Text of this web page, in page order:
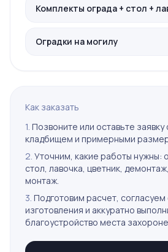
Комплекты ограда + стол +
Оградки на могилу
Как заказать
1. Позвоните или оставьте заявку
кладбищем и примерными
2. Уточним, какие работы нужны:
стол, лавочка, цветник,
монтаж.
3. Подготовим расчет, согласуем
изготовления и аккуратно
благоустройство места